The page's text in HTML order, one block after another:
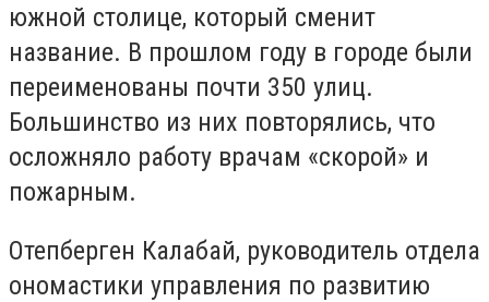
южной столице, который сменит
название. В прошлом году в городе были
переименованы почти 350 улиц.
Большинство из них повторялись, что
осложняло работу врачам «скорой» и
пожарным.
Отепберген Калабай, руководитель отдела
ономастики управления по развитию